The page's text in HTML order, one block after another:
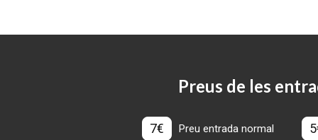
Preus de les
7€ Preu entrada normal